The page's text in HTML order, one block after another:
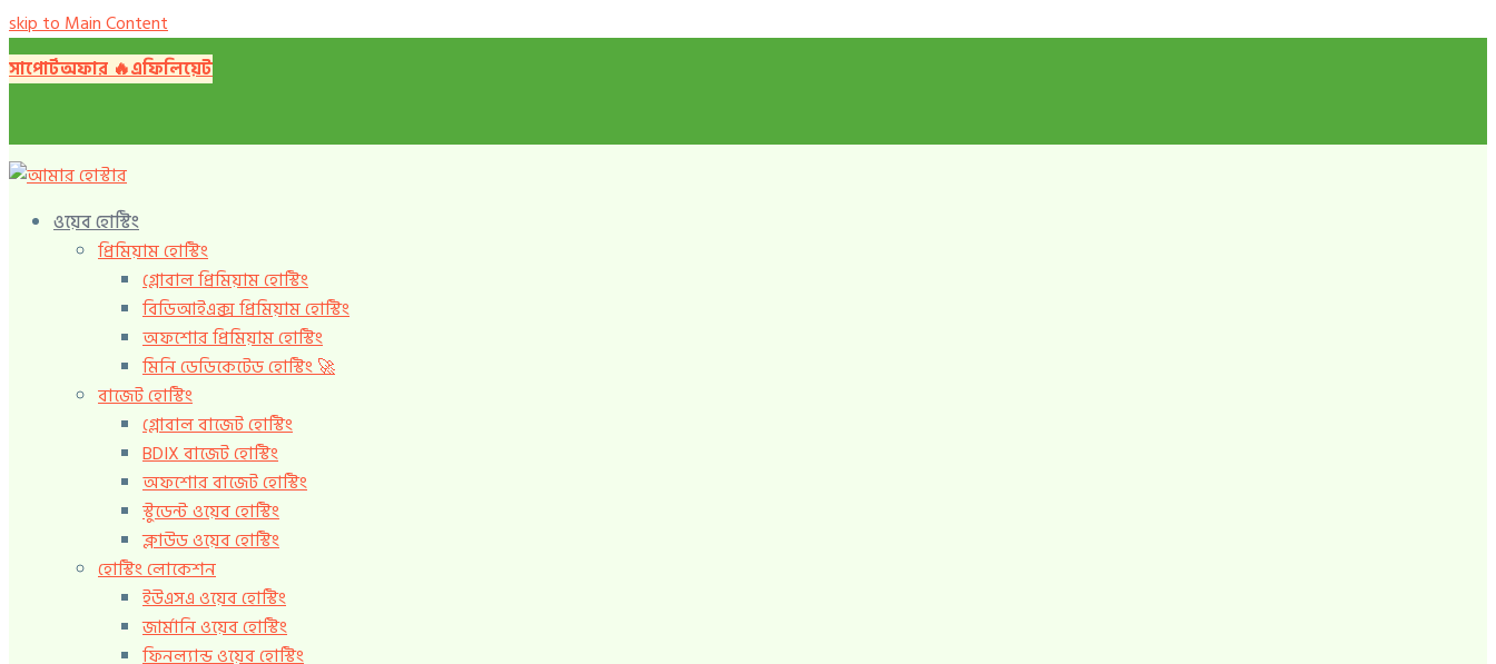
skip to Main Content
সাপোর্টঅফার 🔥️এফিলিয়েট
ওয়েব হোস্টিং
প্রিমিয়াম হোস্টিং
গ্লোবাল প্রিমিয়াম হোস্টিং
বিডিআইএক্স প্রিমিয়াম হোস্টিং
অফশোর প্রিমিয়াম হোস্টিং
মিনি ডেডিকেটেড হোস্টিং 🚀️
বাজেট হোস্টিং
গ্লোবাল বাজেট হোস্টিং
BDIX বাজেট হোস্টিং
অফশোর বাজেট হোস্টিং
স্টুডেন্ট ওয়েব হোস্টিং
ক্লাউড ওয়েব হোস্টিং
হোস্টিং লোকেশন
ইউএসএ ওয়েব হোস্টিং
জার্মানি ওয়েব হোস্টিং
ফিনল্যান্ড ওয়েব হোস্টিং